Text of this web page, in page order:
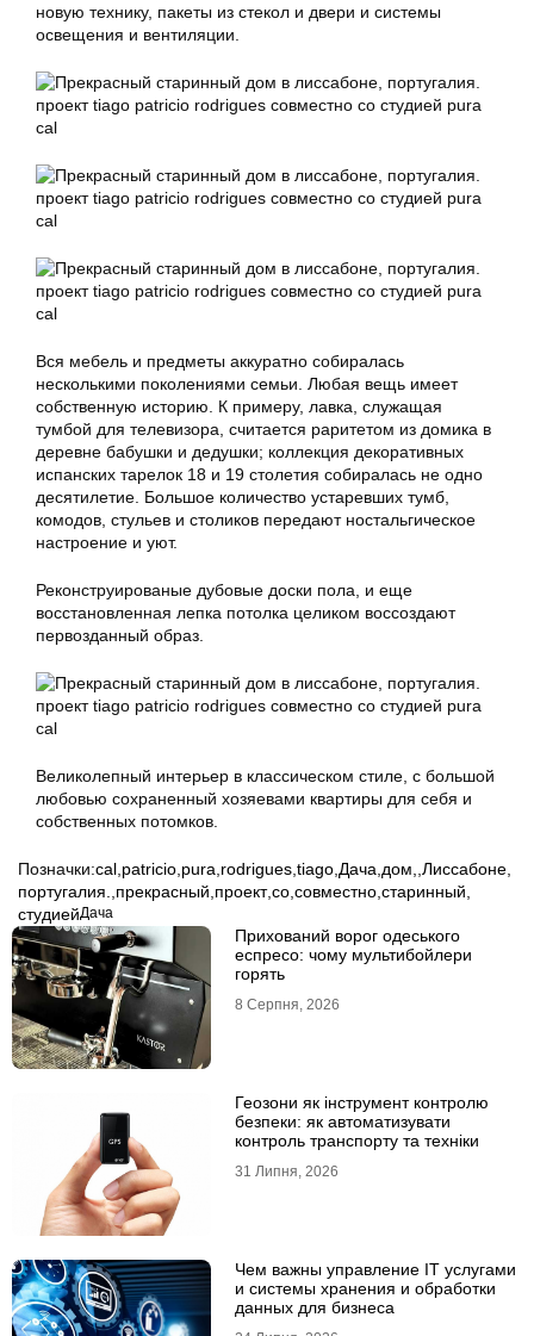
новую технику, пакеты из стекол и двери и системы
освещения и вентиляции.
Вся мебель и предметы аккуратно собиралась
несколькими поколениями семьи. Любая вещь имеет
собственную историю. К примеру, лавка, служащая
тумбой для телевизора, считается раритетом из домика в
деревне бабушки и дедушки; коллекция декоративных
испанских тарелок 18 и 19 столетия собиралась не одно
десятилетие. Большое количество устаревших тумб,
комодов, стульев и столиков передают ностальгическое
настроение и уют.
Реконструированые дубовые доски пола, и еще
восстановленная лепка потолка целиком воссоздают
первозданный образ.
Великолепный интерьер в классическом стиле, с большой
любовью сохранeнный хозяевами квартиры для себя и
собственных потомков.
Позначки:cal patricio pura rodrigues tiago Дача дом, Лиссабоне
португалия.
прекрасный проект,со совместно старинный
студиейДача
Прихований ворог одеського
еспресо: чому мультибойлери
горять
8 Серпня, 2026
Геозони як інструмент контролю
безпеки: як автоматизувати
контроль транспорту та техніки
31 Липня, 2026
Чем важны управление IT услугами
и системы хранения и обработки
данных для бизнеса